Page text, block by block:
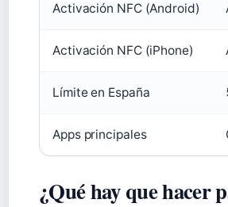
Activación NFC (Android)
Activación NFC (iPhone)
Límite en España
Apps principales
¿Qué hay que hacer